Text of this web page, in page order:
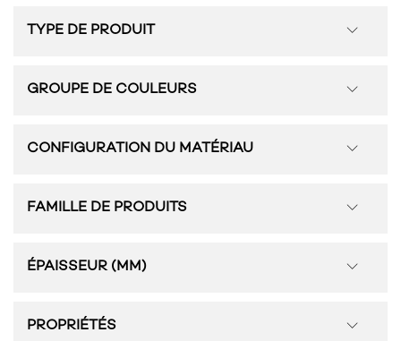
TYPE DE PRODUIT
GROUPE DE COULEURS
CONFIGURATION DU MATÉRIAU
FAMILLE DE PRODUITS
ÉPAISSEUR (MM)
PROPRIÉTÉS